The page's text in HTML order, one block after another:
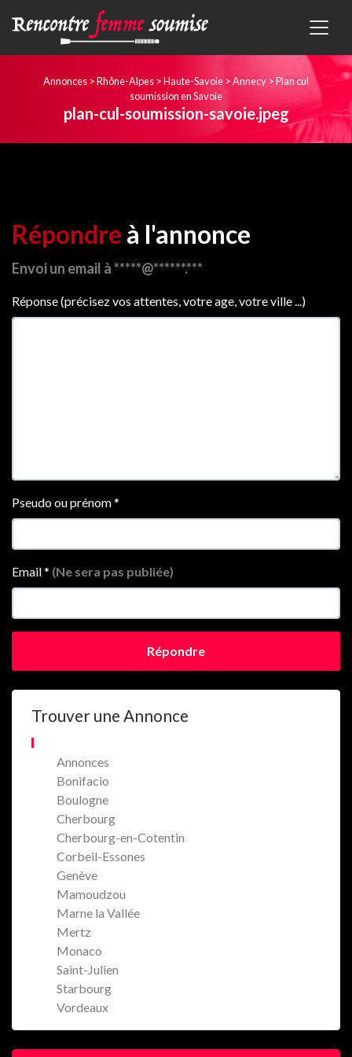
Annonces >Rhône-Alpes >Haute-Savoie >Annecy >Plan cul
soumission en Savoie
plan-cul-soumission-savoie.jpeg
Répondre à l'annonce
Envoi un email à *****@******.***
Réponse (précisez vos attentes, votre age, votre ville ...)
Pseudo ou prénom*
Email* (Ne sera pas publiée)
Répondre
Trouver une Annonce
Annonces
Bonifacio
Boulogne
Cherbourg
Cherbourg-en-Cotentin
Corbeil-Essones
Genève
Mamoudzou
Marne la Vallée
Mertz
Monaco
Saint-Julien
Starbourg
Vordeaux